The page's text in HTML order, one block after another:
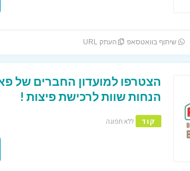
שיתוף בוואטסאפ העתק URL
הצטרפו למועדון החברים של
הנחות שוות לרכישת פיצות !
קוד ללא תפוגה